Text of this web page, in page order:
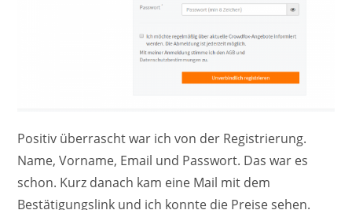
Positiv überrascht war ich von der Registrierung.
Name, Vorname, Email und Passwort. Das war es
schon. Kurz danach kam eine Mail mit dem
Bestätigungslink und ich konnte die Preise sehen.